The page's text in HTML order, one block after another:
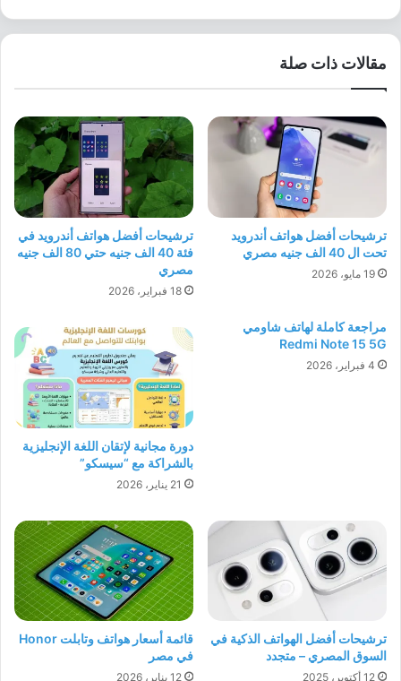
مقالات ذات صلة
ترشيحات أفضل هواتف أندرويد
تحت ال 40 الف جنيه مصري
19 مايو، 2026
ترشيحات أفضل هواتف أندرويد في
فئة 40 الف جنيه حتي 80 الف جنيه
مصري
18 فبراير، 2026
مراجعة كاملة لهاتف شاومي
Redmi Note 15 5G
4 فبراير، 2026
دورة مجانية لإتقان اللغة الإنجليزية
بالشراكة مع “سيسكو”
21 يناير، 2026
ترشيحات أفضل الهواتف الذكية في
السوق المصري – متجدد
12 أكتوبر، 2025
قائمة أسعار هواتف وتابلت Honor
في مصر
12 يناير، 2026